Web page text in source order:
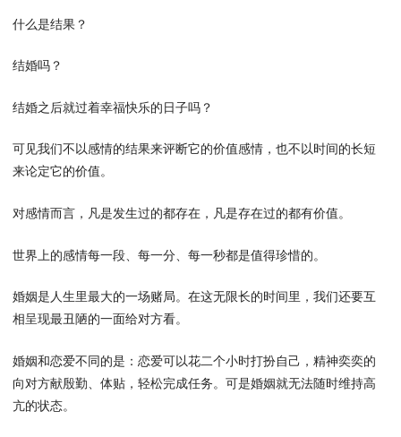
什么是结果？
结婚吗？
结婚之后就过着幸福快乐的日子吗？
可见我们不以感情的结果来评断它的价值感情，也不以时间的长短
来论定它的价值。
对感情而言，凡是发生过的都存在，凡是存在过的都有价值。
世界上的感情每一段、每一分、每一秒都是值得珍惜的。
婚姻是人生里最大的一场赌局。在这无限长的时间里，我们还要互
相呈现最丑陋的一面给对方看。
婚姻和恋爱不同的是：恋爱可以花二个小时打扮自己，精神奕奕的
向对方献殷勤、体贴，轻松完成任务。可是婚姻就无法随时维持高
亢的状态。